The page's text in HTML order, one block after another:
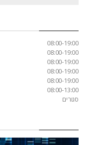
08:00-19:00
08:00-19:00
08:00-19:00
08:00-19:00
08:00-19:00
08:00-13:00
סגורים